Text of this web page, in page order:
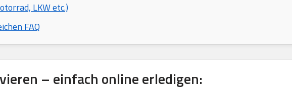
LKW etc.)
FAQ
– einfach online erledigen: